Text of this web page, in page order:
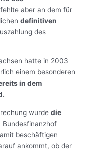
aber an dem für
definitiven
des
hatte in 2003
einem besonderen
in dem
wurde die
Bundesfinanzhof
beschäftigen
ankommt, ob der